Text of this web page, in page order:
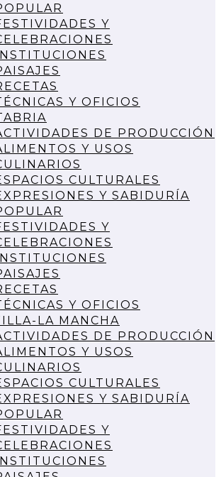
Y
Y OFICIOS
DE PRODUCCIÓN
Y USOS
CULTURALES
Y SABIDURÍA
Y
Y OFICIOS
LA MANCHA
DE PRODUCCIÓN
Y USOS
CULTURALES
Y SABIDURÍA
Y